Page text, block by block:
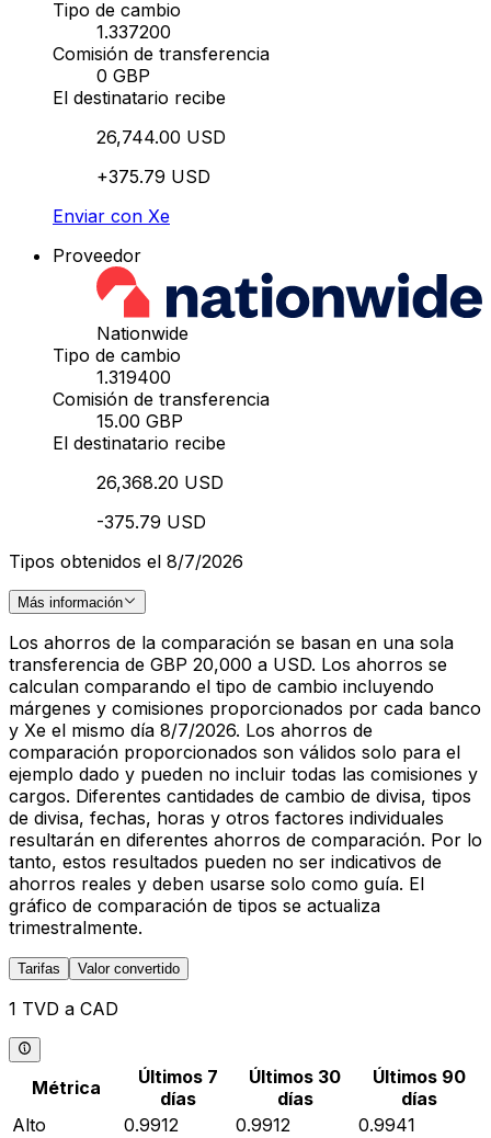
Tipo de cambio
1.337200
Comisión de transferencia
0 GBP
El destinatario recibe
26,744.00 USD
+375.79 USD
Enviar con Xe
Proveedor
Nationwide
Tipo de cambio
1.319400
Comisión de transferencia
15.00 GBP
El destinatario recibe
26,368.20 USD
-375.79 USD
Tipos obtenidos el 8/7/2026
Más información
Los ahorros de la comparación se basan en una sola
transferencia de GBP 20,000 a USD. Los ahorros se
calculan comparando el tipo de cambio incluyendo
márgenes y comisiones proporcionados por cada banco
y Xe el mismo día 8/7/2026. Los ahorros de
comparación proporcionados son válidos solo para el
ejemplo dado y pueden no incluir todas las comisiones y
cargos. Diferentes cantidades de cambio de divisa, tipos
de divisa, fechas, horas y otros factores individuales
resultarán en diferentes ahorros de comparación. Por lo
tanto, estos resultados pueden no ser indicativos de
ahorros reales y deben usarse solo como guía. El
gráfico de comparación de tipos se actualiza
trimestralmente.
Tarifas Valor convertido
1 TVD a CAD
Métrica
Últimos 7
días
Últimos 30
días
Últimos 90
días
Alto
0.9912 0.9912
0.9941